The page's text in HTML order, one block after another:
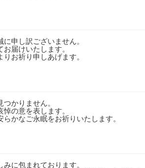
申し訳ございません。
届けいたします。
お祈り申しあげます。
かりません。
の意を表します。
かなご永眠をお祈りいたします。
に包まれております。